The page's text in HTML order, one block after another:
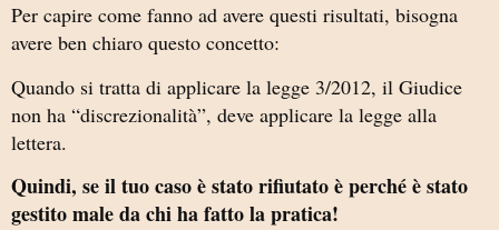
Per capire come fanno ad avere questi risultati, bisogna
avere ben chiaro questo concetto:
Quando si tratta di applicare la legge 3/2012, il Giudice
non ha “discrezionalità”, deve applicare la legge alla
lettera.
Quindi, se il tuo caso è stato rifiutato è perché è stato
gestito male da chi ha fatto la pratica!